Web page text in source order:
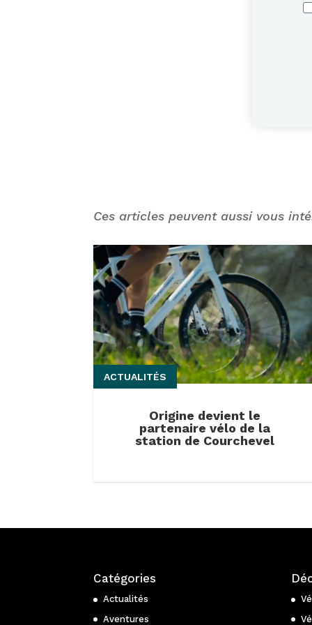
Ces articles peuvent aussi vous
Origine devient le
partenaire vélo de la
station de Courchevel
ACTUALITÉS
Catégories
Actualités
Aventures